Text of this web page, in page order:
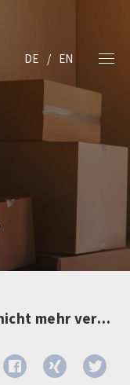
DE EN
Wohnung zum Kauf in Berlin (nicht mehr verfügbar)